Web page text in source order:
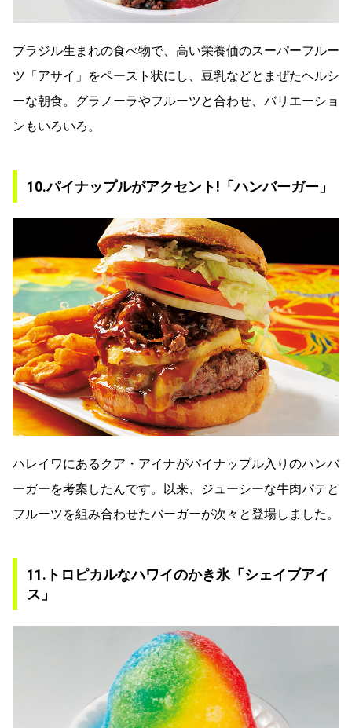
ブラジル生まれの食べ物で、高い栄養価のスーパーフルー
ツ「アサイ」をペースト状にし、豆乳などとまぜたヘルシ
ーな朝食。グラノーラやフルーツと合わせ、バリエーショ
ンもいろいろ。
10.パイナップルがアクセント!「ハンバーガー」
ハレイワにあるクア・アイナがパイナップル入りのハンバ
ーガーを考案したんです。以来、ジューシーな牛肉パテと
フルーツを組み合わせたバーガーが次々と登場しました。
11.トロピカルなハワイのかき氷「シェイブアイ
ス」